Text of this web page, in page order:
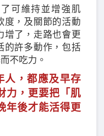
可維持並增強肌
度，及關節的活動
增了，走路也會更
的許多動作，包括
不吃力。
人，都應及早存
力，更要把「肌
年後才能活得更